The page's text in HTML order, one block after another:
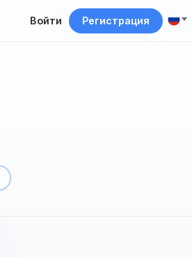
Войти Регистрация